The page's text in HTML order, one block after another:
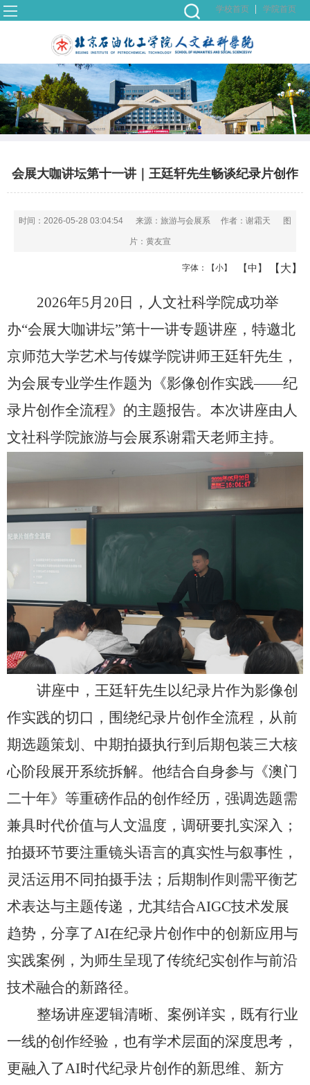
学校首页 学院首页
会展大咖讲坛第十一讲｜王廷轩先生畅谈纪录片创作
时间：2026-05-28 03:04:54 来源：旅游与会展系 作者：谢霜天 图
片：黄友宣
字体： 【小】 【中】 【大】
2026年5月20日，人文社科学院成功举
办“会展大咖讲坛”第十一讲专题讲座，特邀北
京师范大学艺术与传媒学院讲师王廷轩先生，
为会展专业学生作题为《影像创作实践——纪
录片创作全流程》的主题报告。本次讲座由人
文社科学院旅游与会展系谢霜天老师主持。
讲座中，王廷轩先生以纪录片作为影像创
作实践的切口，围绕纪录片创作全流程，从前
期选题策划、中期拍摄执行到后期包装三大核
心阶段展开系统拆解。他结合自身参与《澳门
二十年》等重磅作品的创作经历，强调选题需
兼具时代价值与人文温度，调研要扎实深入；
拍摄环节要注重镜头语言的真实性与叙事性，
灵活运用不同拍摄手法；后期制作则需平衡艺
术表达与主题传递，尤其结合AIGC技术发展
趋势，分享了AI在纪录片创作中的创新应用与
实践案例，为师生呈现了传统纪实创作与前沿
技术融合的新路径。
整场讲座逻辑清晰、案例详实，既有行业
一线的创作经验，也有学术层面的深度思考，
更融入了AI时代纪录片创作的新思维、新方